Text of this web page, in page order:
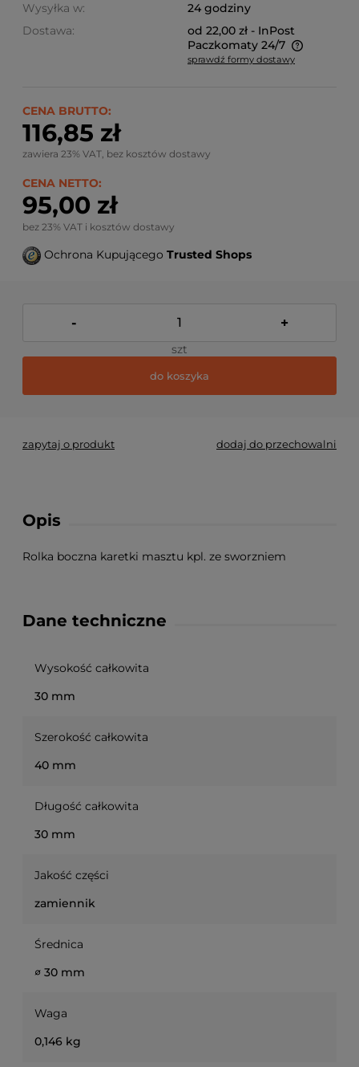
Wysyłka w:
24 godziny
Dostawa:
od 22,00 zł - InPost
Paczkomaty 24/7
Ze względu na niestandardowe wymiary produktu,
sprawdź formy dostawy
CENA BRUTTO:
116,85 zł
zawiera 23% VAT, bez kosztów dostawy
CENA NETTO:
95,00 zł
bez 23% VAT i kosztów dostawy
Ochrona Kupującego Trusted Shops
- +
szt
do koszyka
zapytaj o produkt dodaj do przechowalni
Opis
Rolka boczna karetki masztu kpl. ze sworzniem
Dane techniczne
Wysokość całkowita
30 mm
Szerokość całkowita
40 mm
Długość całkowita
30 mm
Jakość części
zamiennik
Średnica
∅ 30 mm
Waga
0,146 kg